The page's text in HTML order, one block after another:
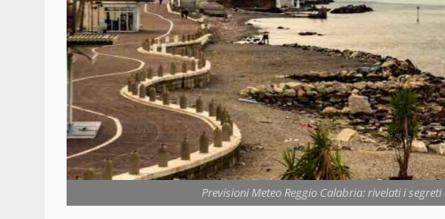
Previsioni Meteo Reggio Calabria: rivelati i